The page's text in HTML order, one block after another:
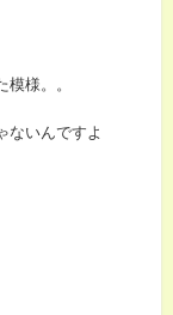
様。。
ないんですよ